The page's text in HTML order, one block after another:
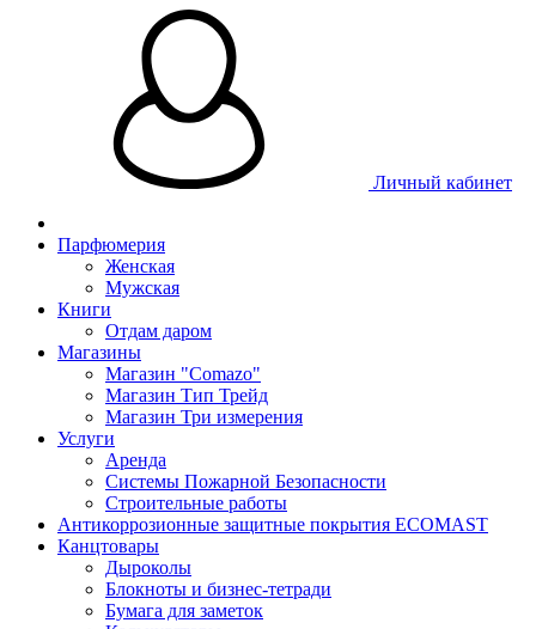
Личный кабинет
Парфюмерия
Женская
Мужская
Книги
Отдам даром
Магазины
Магазин "Comazo"
Магазин Тип Трейд
Магазин Три измерения
Услуги
Аренда
Системы Пожарной Безопасности
Строительные работы
Антикоррозионные защитные покрытия ECOMAST
Канцтовары
Дыроколы
Блокноты и бизнес-тетради
Бумага для заметок